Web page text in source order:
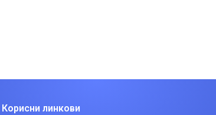
Корисни линкови